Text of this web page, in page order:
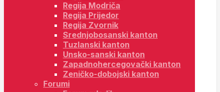
Regija Modriča
Regija Prijedor
Regija Zvornik
Srednjobosanski kanton
Tuzlanski kanton
Unsko-sanski kanton
Zapadnohercegovački kanton
Zeničko-dobojski kanton
Forumi